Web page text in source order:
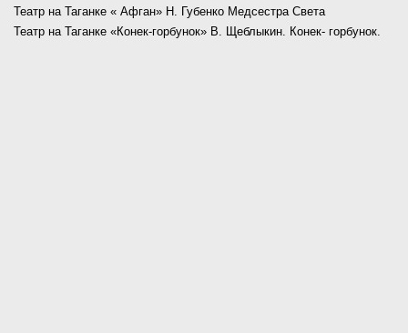
Театр на Таганке « Афган» Н. Губенко Медсестра Света
Театр на Таганке «Конек-горбунок» В. Щеблыкин. Конек- горбунок.